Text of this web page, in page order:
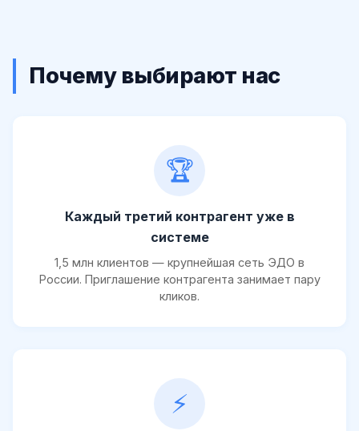
Почему выбирают нас
🏆
Каждый третий контрагент уже в
системе
1,5 млн клиентов — крупнейшая сеть ЭДО в
России. Приглашение контрагента занимает пару
кликов.
⚡